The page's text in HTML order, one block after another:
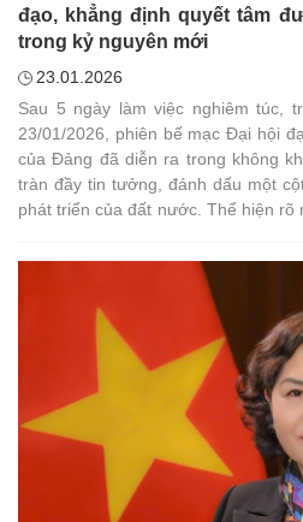
đạo, khẳng định quyết tâm
trong kỷ nguyên mới
23.01.2026
Sau 5 ngày làm việc nghiêm túc,
23/01/2026, phiên bế mạc Đại hội
của Đảng đã diễn ra trong không
tràn đầy tin tưởng, đánh dấu một
phát triển của đất nước. Thể hiện rõ
sách và nhân sự của nhiệm kỳ mới.